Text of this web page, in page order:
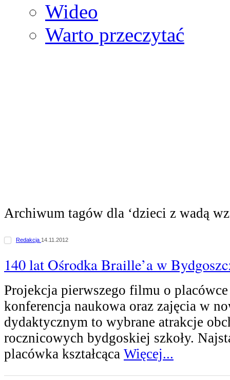
Wideo
Warto przeczytać
Archiwum tagów dla ‘dzieci z wadą
Redakcja 14.11.2012
140 lat Ośrodka Braille’a w
Projekcja pierwszego filmu o
konferencja naukowa oraz zajęcia w
dydaktycznym to wybrane atrakcje
rocznicowych bydgoskiej szkoły.
placówka kształcąca Więcej...